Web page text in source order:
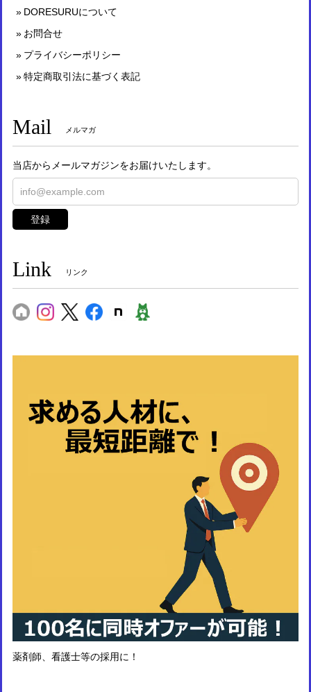
DORESURUについて
お問合せ
プライバシーポリシー
特定商取引法に基づく表記
Mail メルマガ
当店からメールマガジンをお届けいたします。
登録
Link リンク
薬剤師、看護士等の採用に！